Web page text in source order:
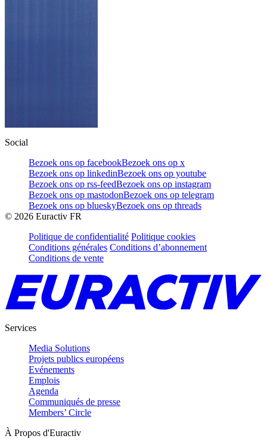
Social
Bezoek ons op facebookBezoek ons op x
Bezoek ons op linkedinBezoek ons op youtube
Bezoek ons op rss-feedBezoek ons op instagram
Bezoek ons op mastodonBezoek ons op telegram
Bezoek ons op blueskyBezoek ons op threads
© 2026 Euractiv FR
Politique de confidentialité Politique cookies
Conditions générales Conditions d’abonnement
Conditions de vente
Services
Media Solutions
Projets publics européens
Evénements
Emplois
Agenda
Communiqués de presse
Members’ Circle
À Propos d'Euractiv